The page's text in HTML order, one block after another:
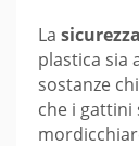
La sicurezza
plastica sia
sostanze
che i